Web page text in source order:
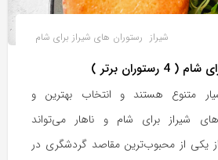
شیراز رستوران های شیراز برای شام
برتر )
متنوع هستند و انتخاب بهترین و
شیراز برای شام و ناهار می‌تواند
یکی از محبوب‌ترین مقاصد گردشگری در